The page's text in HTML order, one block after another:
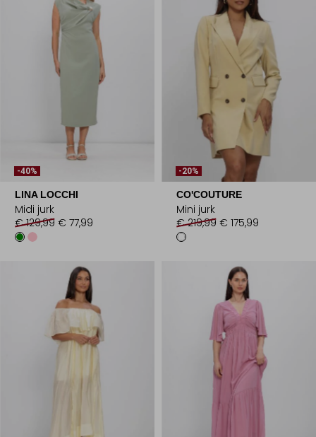
-40%
LINA LOCCHI
Midi jurk
€ 129,99 € 77,99
-20%
CO'COUTURE
Mini jurk
€ 219,99 € 175,99